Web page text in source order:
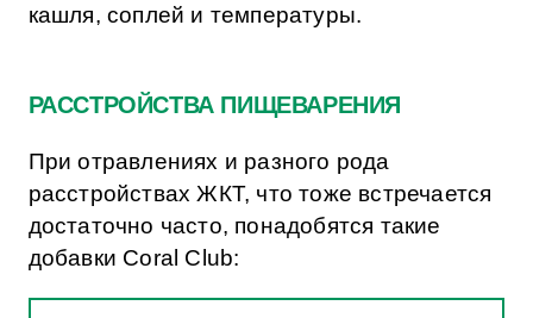
кашля, соплей и температуры.
РАССТРОЙСТВА ПИЩЕВАРЕНИЯ
При отравлениях и разного рода
расстройствах ЖКТ, что тоже встречается
достаточно часто, понадобятся такие
добавки Coral Club: